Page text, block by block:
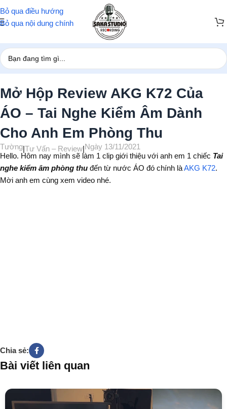
Bỏ qua điều hướng
Bỏ qua nội dung chính
Trang chủ/Tư Vấn – Review
Mở Hộp Review AKG K72 Của
ÁO – Tai Nghe Kiểm Âm Dành
Cho Anh Em Phòng Thu
Tường|Tư Vấn – Review|Ngày 13/11/2021
Hello. Hôm nay mình sẽ làm 1 clip giới thiệu với anh em 1 chiếc Tai
nghe kiểm âm phòng thu đến từ nước ÁO đó chính làAKG K72.
Mời anh em cùng xem video nhé.
Chia sẻ:
Bài viết liên quan